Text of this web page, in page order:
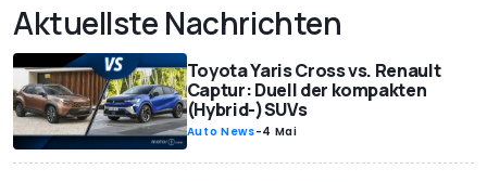
Aktuellste Nachrichten
Toyota Yaris Cross vs. Renault
Captur: Duell der kompakten
(Hybrid-)SUVs
Auto News-4 Mai